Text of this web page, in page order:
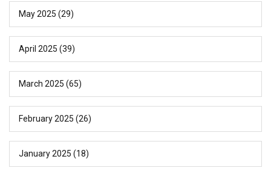
May 2025 (29)
April 2025 (39)
March 2025 (65)
February 2025 (26)
January 2025 (18)